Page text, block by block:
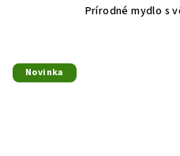
Prírodné mydlo s
Novinka